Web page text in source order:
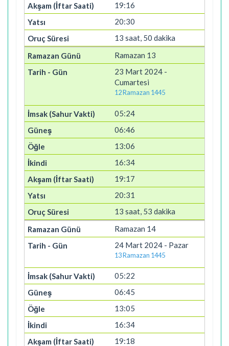
19:16
20:30
13 saat, 50 dakika
Ramazan 13
23 Mart 2024 -
Cumartesi
12 Ramazan 1445
05:24
06:46
13:06
16:34
19:17
20:31
13 saat, 53 dakika
Ramazan 14
24 Mart 2024 - Pazar
13 Ramazan 1445
05:22
06:45
13:05
16:34
19:18